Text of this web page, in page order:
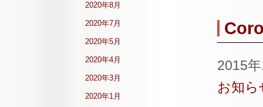
2015
お知ら
2020年8月
2020年7月
2020年5月
2020年4月
2020年3月
2020年1月